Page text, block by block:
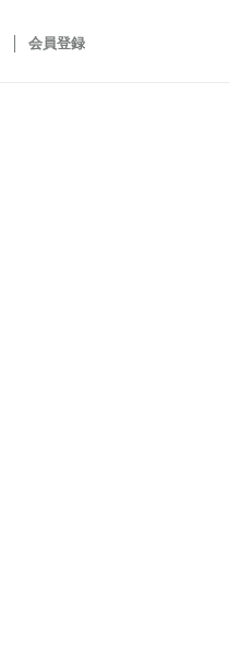
会員登録